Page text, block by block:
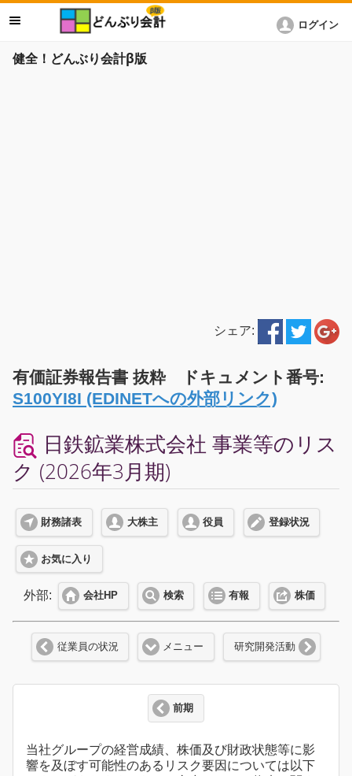
健全！どんぶり会計β版
ログイン
シェア:
有価証券報告書 抜粋 ドキュメント番号:
S100YI8I (EDINETへの外部リンク)
日鉄鉱業株式会社 事業等のリス
ク (2026年3月期)
財務諸表 大株主 役員 登録状況
お気に入り
外部: 会社HP 検索 有報 株価
従業員の状況 メニュー 研究開発活動
前期
当社グループの経営成績、株価及び財政状態等に影
響を及ぼす可能性のあるリスク要因については以下